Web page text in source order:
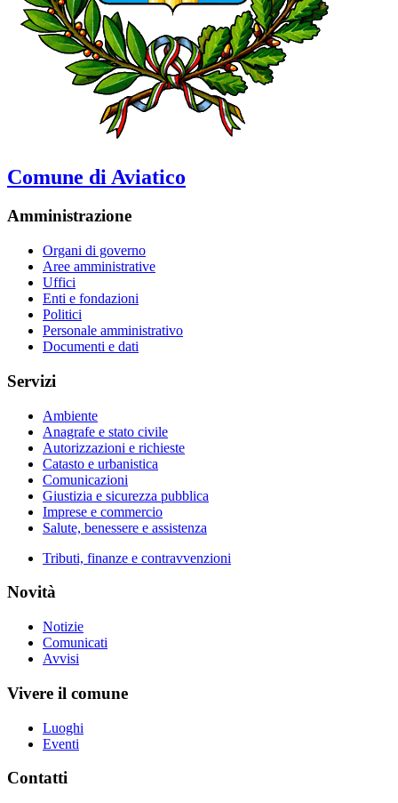
Comune di Aviatico
Amministrazione
Organi di governo
Aree amministrative
Uffici
Enti e fondazioni
Politici
Personale amministrativo
Documenti e dati
Servizi
Ambiente
Anagrafe e stato civile
Autorizzazioni e richieste
Catasto e urbanistica
Comunicazioni
Giustizia e sicurezza pubblica
Imprese e commercio
Salute, benessere e assistenza
Tributi, finanze e contravvenzioni
Novità
Notizie
Comunicati
Avvisi
Vivere il comune
Luoghi
Eventi
Contatti